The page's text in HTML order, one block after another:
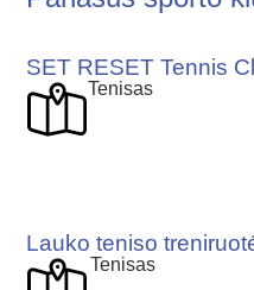
SET RESET Tennis
Tenisas
Lauko teniso
Tenisas